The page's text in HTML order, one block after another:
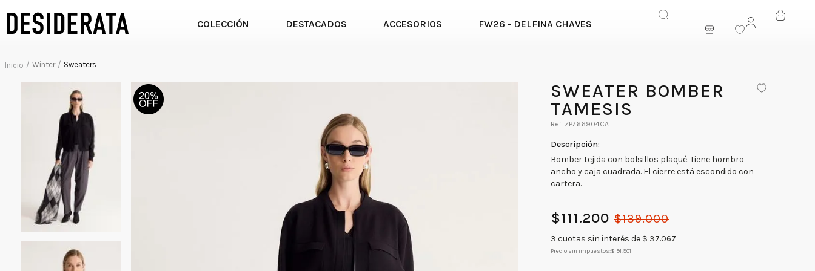
COLECCIÓN DESTACADOS ACCESORIOS FW26 - DELFINA CHAVES ENTRAR
Winter Sweaters
SWEATER BOMBER
TAMESIS
ZP766904CA
Bomber tejida con bolsillos plaqué. Tiene hombro
ancho y caja cuadrada. El cierre está escondido con
cartera.
$111.200 $139.000
3 cuotas sin interés de $ 37.067
Precio sin impuestos:$ 91.901